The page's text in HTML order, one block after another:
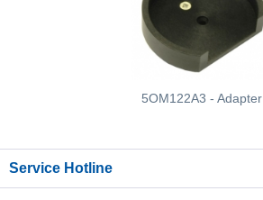
5OM122A3 - Adapter
Service Hotline